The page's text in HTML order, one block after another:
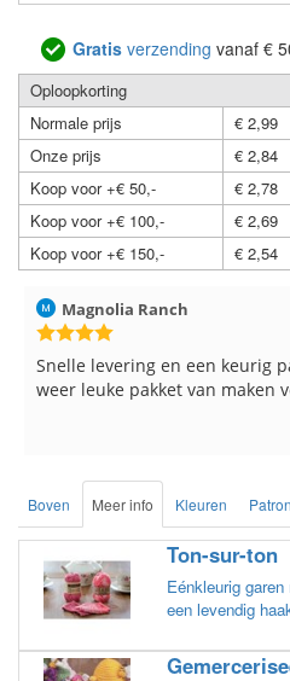
Gratis verzending vanaf €
Oploopkorting
Normale prijs
€ 2,99
Onze prijs
€ 2,84
Koop voor +€ 50,-
€ 2,78
Koop voor +€ 100,-
€ 2,69
Koop voor +€ 150,-
€ 2,54
Hilde uit Loyers
Reeds meerdere keren
breinaalden besteld, altijd heel
Boven Meer info Kleuren
Ton-sur-ton
Eénkleurig
een levendig